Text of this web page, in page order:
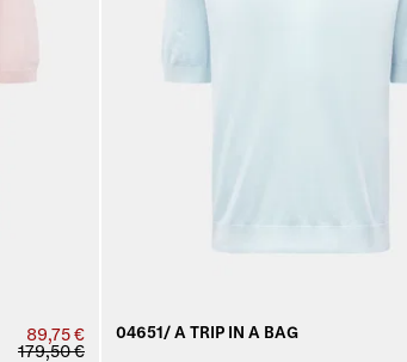
89,75 €
179,50 €
04651/ A TRIP IN A BAG